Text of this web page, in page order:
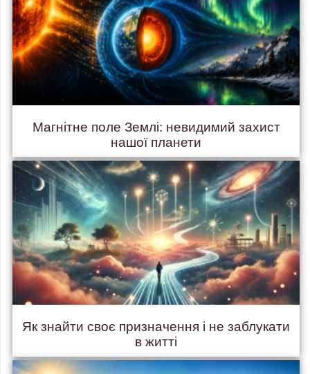
Магнітне поле Землі: невидимий захист
нашої планети
Як знайти своє призначення і не заблукати
в житті